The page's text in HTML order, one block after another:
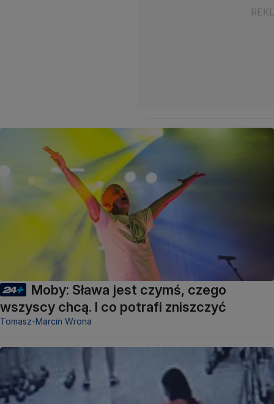
Moby: Sława jest czymś, czego
wszyscy chcą. I co potrafi zniszczyć
Tomasz-Marcin Wrona